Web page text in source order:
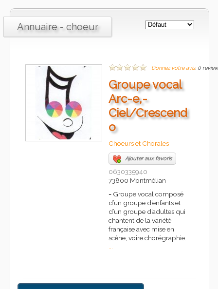
Annuaire - choeur
Donnez votre avis, 0
Groupe vocal
Arc-e,-
Ciel/Crescend
o
Choeurs et Chorales
Ajouter aux favoris
0630335940
73800 Montmélian
- Groupe vocal composé
d’un groupe d’enfants et
d’un groupe d’adultes qui
chantent de la variété
française avec mise en
scène, voire chorégraphie.
...